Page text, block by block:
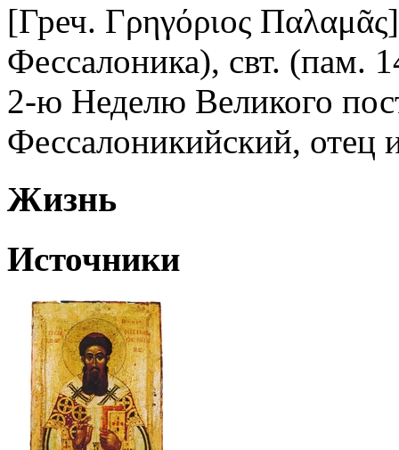
[Греч. Γρηγόριος
Фессалоника), свт. (пам.
2-ю Неделю Великого
Фессалоникийский, отец
Жизнь
Источники